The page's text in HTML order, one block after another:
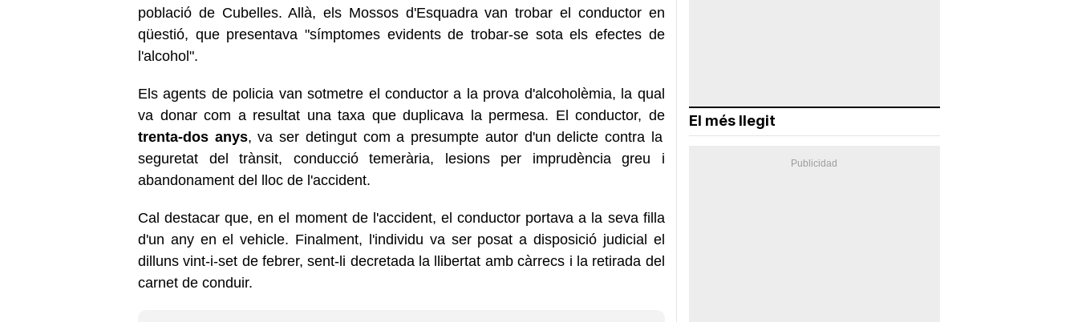
població de Cubelles. Allà, els Mossos d'Esquadra van trobar el conductor en
qüestió, que presentava "símptomes evidents de trobar-se sota els efectes de
l'alcohol".
Els agents de policia van sotmetre el conductor a la prova d'alcoholèmia, la qual
va donar com a resultat una taxa que duplicava la permesa. El conductor, de
trenta-dos anys, va ser detingut com a presumpte autor d'un delicte contra la
seguretat del trànsit, conducció temerària, lesions per imprudència greu i
abandonament del lloc de l'accident.
Cal destacar que, en el moment de l'accident, el conductor portava a la seva filla
d'un any en el vehicle. Finalment, l'individu va ser posat a disposició judicial el
dilluns vint-i-set de febrer, sent-li decretada la llibertat amb càrrecs i la retirada del
carnet de conduir.
El més llegit